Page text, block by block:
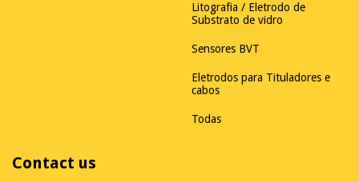
Litografia / Eletrodo de
Substrato de vidro
Sensores BVT
Eletrodos para Tituladores e
cabos
Todas
Contact us